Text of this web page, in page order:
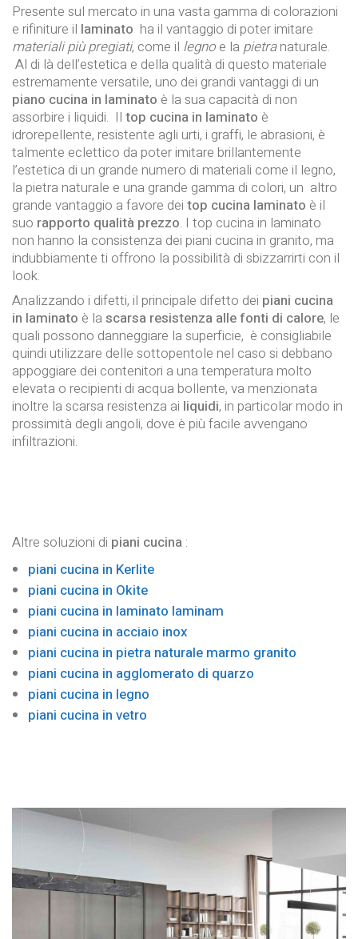
Presente sul mercato in una vasta gamma di colorazioni
e rifiniture il laminato ha il vantaggio di poter imitare
materiali più pregiati, come il legno e la pietranaturale.
Al di là dell’estetica e della qualità di questo materiale
estremamente versatile, uno dei grandi vantaggi di un
piano cucina in laminato è la sua capacità di non
assorbire i liquidi. Il top cucina in laminato è
idrorepellente, resistente agli urti, i graffi, le abrasioni, è
talmente eclettico da poter imitare brillantemente
l’estetica di un grande numero di materiali come il legno,
la pietra naturale e una grande gamma di colori, un altro
grande vantaggio a favore dei top cucina laminato è il
suo rapporto qualità prezzo. I top cucina in laminato
non hanno la consistenza dei piani cucina in granito, ma
indubbiamente ti offrono la possibilità di sbizzarrirti con il
look.
Analizzando i difetti, il principale difetto dei piani cucina
in laminato è la scarsa resistenza alle fonti di calore, le
quali possono danneggiare la superficie, è consigliabile
quindi utilizzare delle sottopentole nel caso si debbano
appoggiare dei contenitori a una temperatura molto
elevata o recipienti di acqua bollente, va menzionata
inoltre la scarsa resistenza ai liquidi, in particolar modo in
prossimità degli angoli, dove è più facile avvengano
infiltrazioni.
Altre soluzioni di piani cucina :
piani cucina in Kerlite
piani cucina in Okite
piani cucina in laminato laminam
piani cucina in acciaio inox
piani cucina in pietra naturale marmo granito
piani cucina in agglomerato di quarzo
piani cucina in legno
piani cucina in vetro